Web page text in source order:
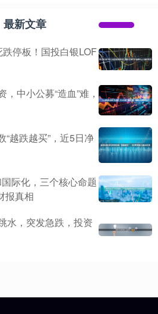
最新文章
停板！国投白银LOF
中小公募“造血”难，
越跌越买”，近5日净
际化，三个核心命题
报真相
水，突发急跌，投资